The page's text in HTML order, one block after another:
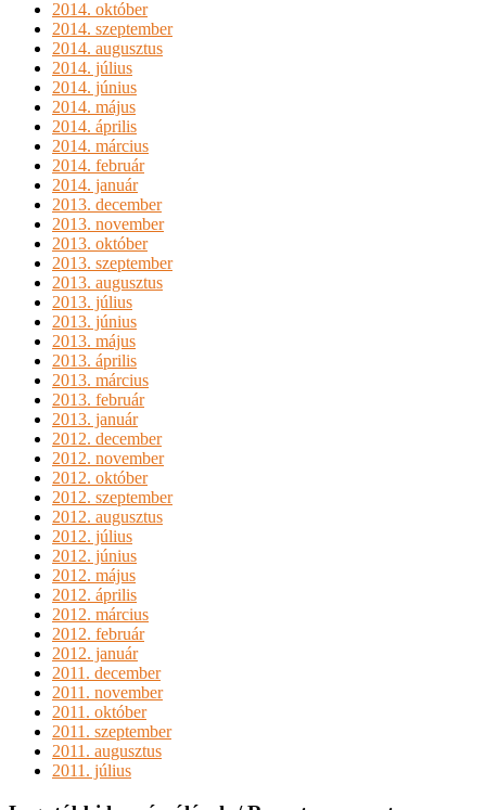
2014. október
2014. szeptember
2014. augusztus
2014. július
2014. június
2014. május
2014. április
2014. március
2014. február
2014. január
2013. december
2013. november
2013. október
2013. szeptember
2013. augusztus
2013. július
2013. június
2013. május
2013. április
2013. március
2013. február
2013. január
2012. december
2012. november
2012. október
2012. szeptember
2012. augusztus
2012. július
2012. június
2012. május
2012. április
2012. március
2012. február
2012. január
2011. december
2011. november
2011. október
2011. szeptember
2011. augusztus
2011. július